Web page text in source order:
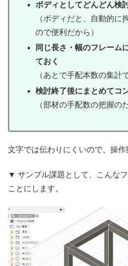
ボディとしてどんどん検
（ボディだと、自動的に
ので便利だから）
同じ長さ・幅のフレーム
ておく
（あとで手配本数の集計
検討終了後にまとめてコ
（部材の手配数の把握の
文字では伝わりにくいので、操作
▼ サンプル課題として、こんな
ことにします。